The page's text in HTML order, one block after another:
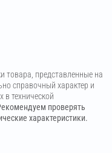
товара, представленные на
справочный характер и
в технической
проверять
характеристики.